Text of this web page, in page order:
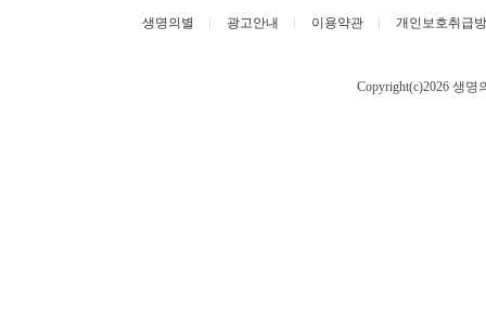
생명의별 광고안내 이용약관 개인보호취급
Copyright(c)2026 생명